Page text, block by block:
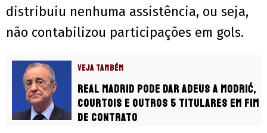
distribuiu nenhuma assistência, ou seja,
não contabilizou participações em gols.
VEJA TAMBÉM
Real Madrid pode dar adeus a Modrić,
Courtois e outros 5 titulares em fim
de contrato